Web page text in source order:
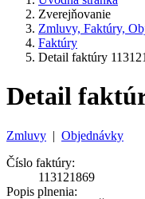
Zverejňovanie
Zmluvy, Faktúry,
Faktúry
Detail faktúry
Detail
Zmluvy | Objednávky
Číslo faktúry:
113121869
Popis plnenia: